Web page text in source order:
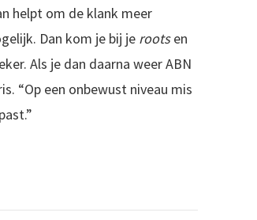
helpt om de klank meer
Dan kom je bij je rootsen
Als je dan daarna weer ABN
“Op een onbewust niveau mis